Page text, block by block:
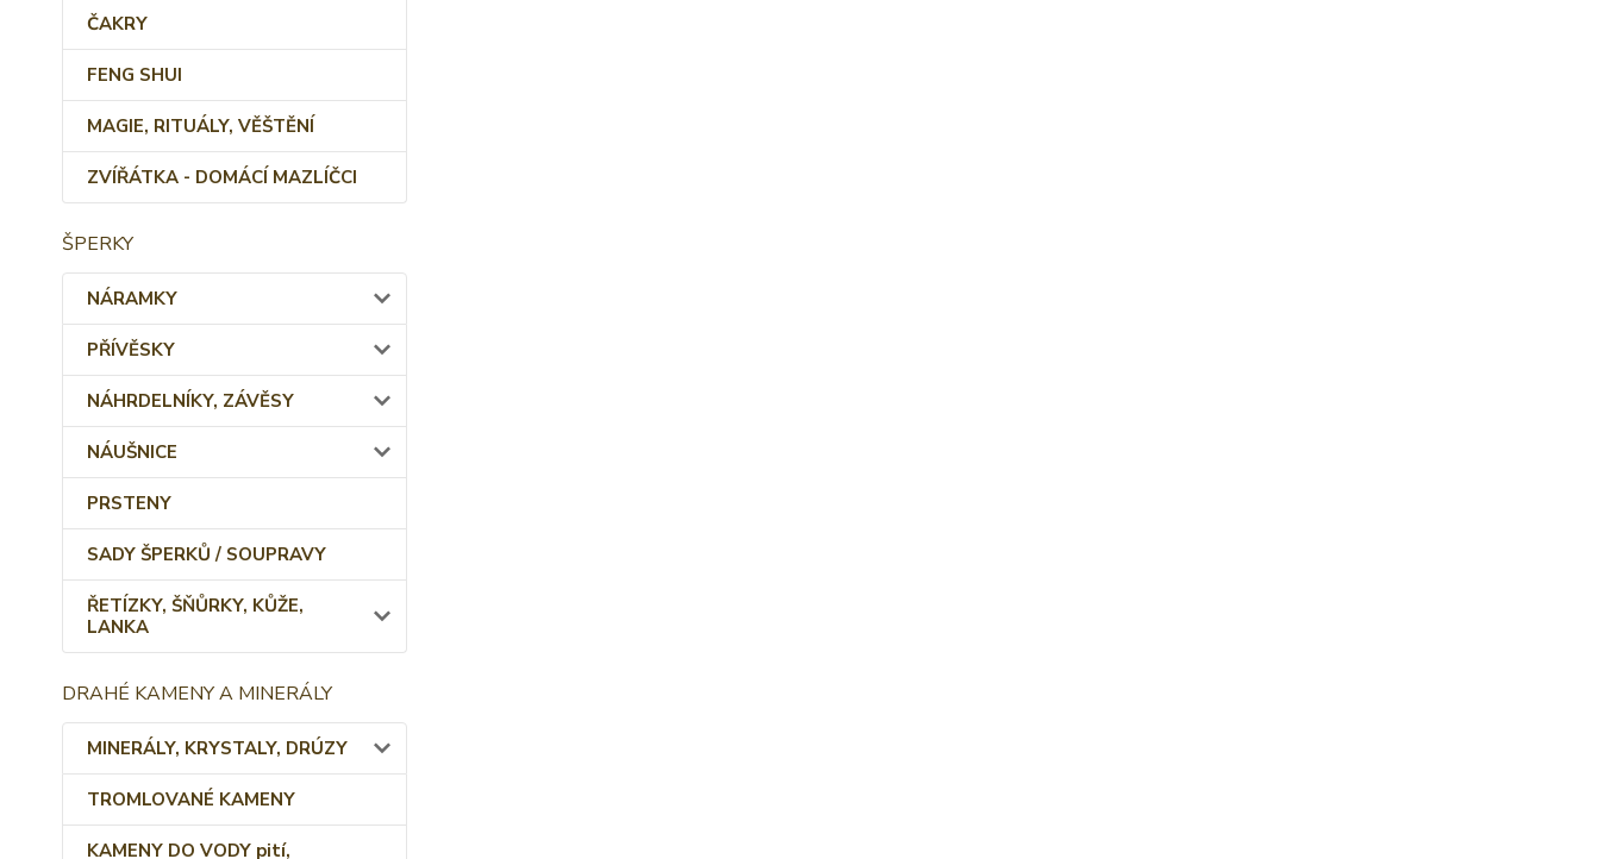
ČAKRY
FENG SHUI
MAGIE, RITUÁLY, VĚŠTĚNÍ
ZVÍŘÁTKA - DOMÁCÍ MAZLÍČCI
ŠPERKY
NÁRAMKY
PŘÍVĚSKY
NÁHRDELNÍKY, ZÁVĚSY
NÁUŠNICE
PRSTENY
SADY ŠPERKŮ / SOUPRAVY
ŘETÍZKY, ŠŇŮRKY, KŮŽE,
LANKA
DRAHÉ KAMENY A MINERÁLY
MINERÁLY, KRYSTALY, DRÚZY
TROMLOVANÉ KAMENY
KAMENY DO VODY pití,